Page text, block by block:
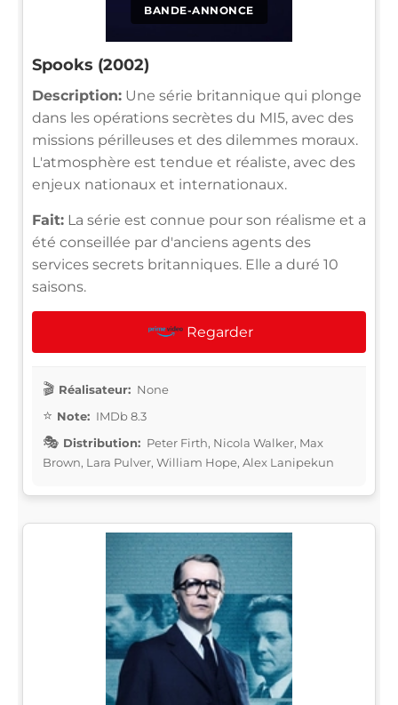
BANDE-ANNONCE
Spooks (2002)
Description: Une série britannique qui plonge
dans les opérations secrètes du MI5, avec des
missions périlleuses et des dilemmes moraux.
L'atmosphère est tendue et réaliste, avec des
enjeux nationaux et internationaux.
Fait: La série est connue pour son réalisme et a
été conseillée par d'anciens agents des
services secrets britanniques. Elle a duré 10
saisons.
Regarder
Réalisateur: None
Note: IMDb 8.3
Distribution: Peter Firth, Nicola Walker, Max
Brown, Lara Pulver, William Hope, Alex Lanipekun